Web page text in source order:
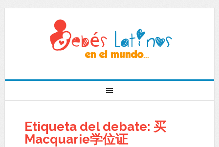
Etiqueta del debate: 买
Macquarie学位证